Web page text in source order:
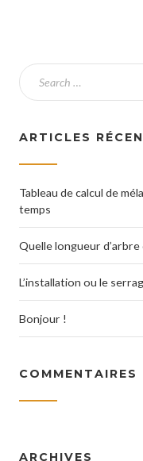
ARTICLES
Tableau de calcul de
temps
Quelle longueur d’arbre
L’installation ou le
Bonjour !
COMMENTAIRES
ARCHIVES